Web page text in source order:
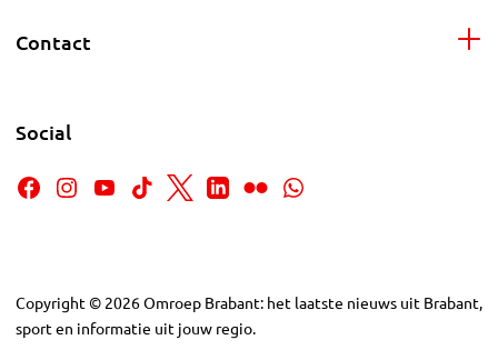
Contact
Social
Copyright © 2026Omroep Brabant: het laatste nieuws uit Brabant,
sport en informatie uit jouw regio.